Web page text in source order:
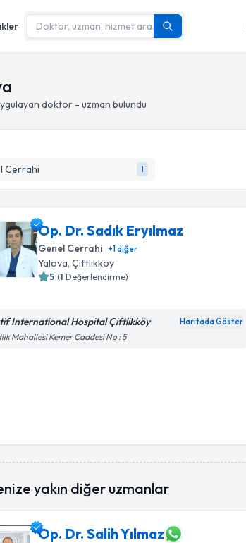
doktor - uzman bulundu
Cerrahi 1
Op. Dr. Sadık Eryılmaz
Genel Cerrahi +1diğer
Yalova, Çiftlikköy
5 (1 Değerlendirme)
International Hospital Çiftlikköy Haritada Göster
Mahallesi Kemer Caddesi No : 5
yakın diğer uzmanlar
Op. Dr. Salih Yılmaz